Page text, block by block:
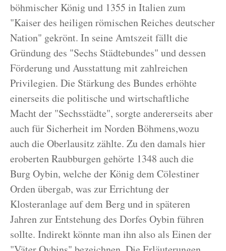
böhmischer König und 1355 in Italien zum
"Kaiser des heiligen römischen Reiches deutscher
Nation" gekrönt. In seine Amtszeit fällt die
Gründung des "Sechs Städtebundes" und dessen
Förderung und Ausstattung mit zahlreichen
Privilegien. Die Stärkung des Bundes erhöhte
einerseits die politische und wirtschaftliche
Macht der "Sechsstädte", sorgte andererseits aber
auch für Sicherheit im Norden Böhmens,wozu
auch die Oberlausitz zählte. Zu den damals hier
eroberten Raubburgen gehörte 1348 auch die
Burg Oybin, welche der König dem Cölestiner
Orden übergab, was zur Errichtung der
Klosteranlage auf dem Berg und in späteren
Jahren zur Entstehung des Dorfes Oybin führen
sollte. Indirekt könnte man ihn also als Einen der